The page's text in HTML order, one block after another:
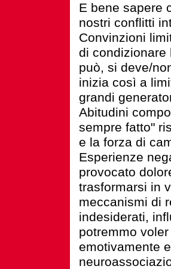
E bene sapere
nostri conflitti
Convinzioni
di condizionare
può, si deve/
inizia così a
grandi
Abitudini
sempre fatto"
e la forza di
Esperienze
provocato
trasformarsi in
meccanismi di
indesiderati,
potremmo
emotivamente